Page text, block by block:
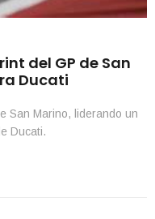
del GP de San
Ducati
San Marino, liderando un
Ducati.